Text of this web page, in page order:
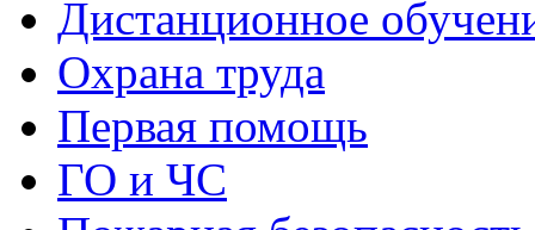
Дистанционное
Охрана труда
Первая помощь
ГО и ЧС